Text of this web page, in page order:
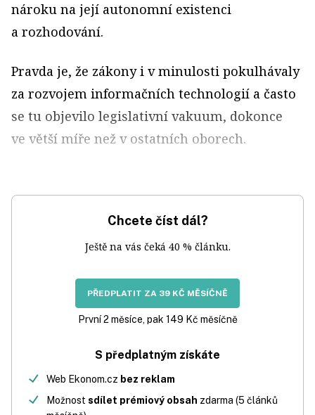
nároku na její autonomní existenci
a rozhodování.
Pravda je, že zákony i v minulosti pokulhávaly
za rozvojem informačních technologií a často
se tu objevilo legislativní vakuum, dokonce
ve větší míře než v ostatních oborech.
Chcete číst dál?
Ještě na vás čeká 40 % článku.
PŘEDPLATIT ZA 39 KČ MĚSÍČNĚ
První 2 měsíce, pak 149 Kč měsíčně
S předplatným získáte
Web Ekonom.cz bez reklam
Možnost sdílet prémiový obsah zdarma (5 článků